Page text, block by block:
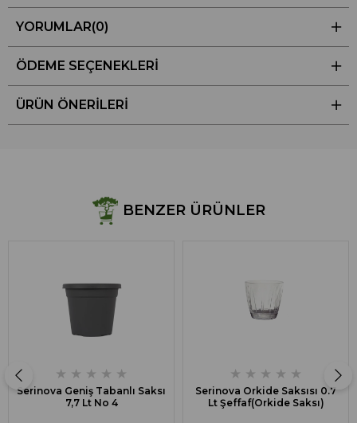
YORUMLAR(0)
ÖDEME SEÇENEKLERI
ÜRÜN ÖNERILERI
BENZER ÜRÜNLER
★ ★ ★ ★ ★
Serinova Geniş Tabanlı Saksı
7,7 Lt No 4
★ ★ ★ ★ ★
Serinova Orkide Saksısı 0.7
Lt Şeffaf(Orkide Saksı)